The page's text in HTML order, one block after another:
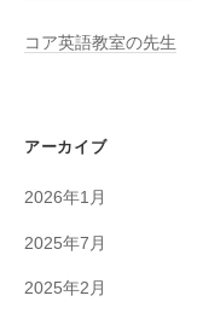
コア英語教室の先生
アーカイブ
2026年1月
2025年7月
2025年2月